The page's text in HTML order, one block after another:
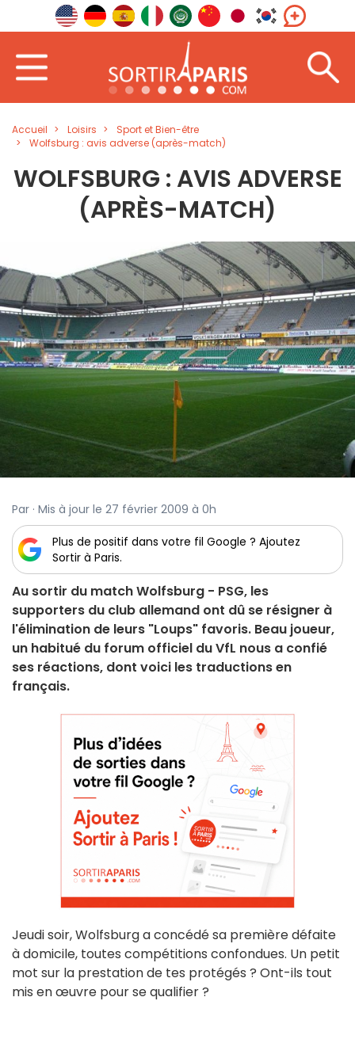
Accueil Loisirs
Sport et Bien-être
Wolfsburg : avis adverse (après-match)
WOLFSBURG : AVIS ADVERSE
(APRÈS-MATCH)
Par · Mis à jour le 27 février 2009 à 0h
Plus de positif dans votre fil Google ? Ajoutez
Sortir à Paris.
Au sortir du match Wolfsburg - PSG, les
supporters du club allemand ont dû se résigner à
l'élimination de leurs "Loups" favoris. Beau joueur,
un habitué du forum officiel du VfL nous a confié
ses réactions, dont voici les traductions en
français.
Jeudi soir, Wolfsburg a concédé sa première défaite
à domicile, toutes compétitions confondues. Un petit
mot sur la prestation de tes protégés ? Ont-ils tout
mis en œuvre pour se qualifier ?